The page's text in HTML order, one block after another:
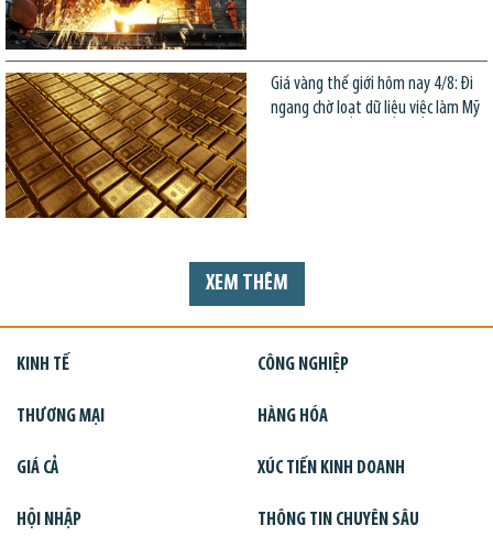
Giá vàng thế giới hôm nay 4/8: Đi
ngang chờ loạt dữ liệu việc làm Mỹ
XEM THÊM
KINH TẾ CÔNG NGHIỆP
THƯƠNG MẠI HÀNG HÓA
GIÁ CẢ XÚC TIẾN KINH DOANH
HỘI NHẬP THÔNG TIN CHUYÊN SÂU